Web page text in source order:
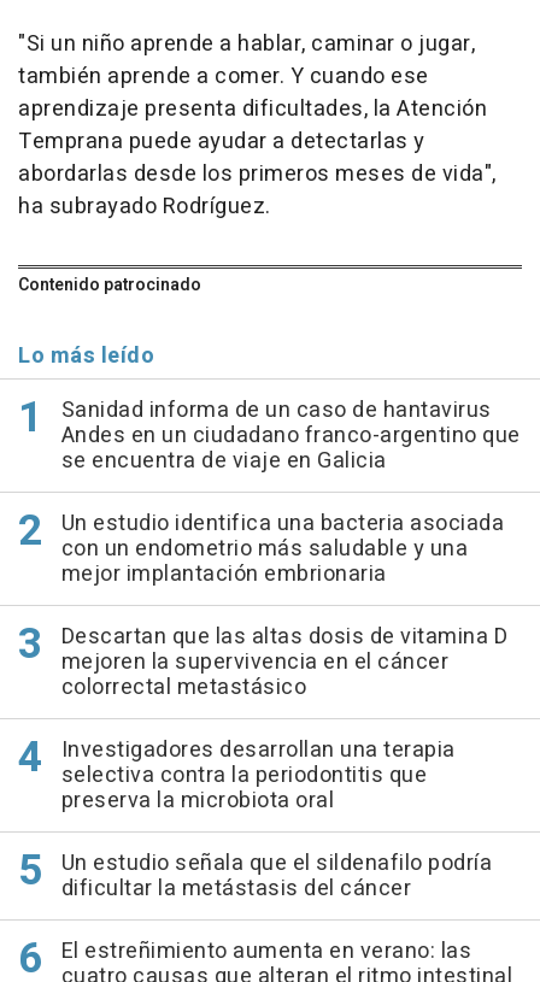
"Si un niño aprende a hablar, caminar o jugar,
también aprende a comer. Y cuando ese
aprendizaje presenta dificultades, la Atención
Temprana puede ayudar a detectarlas y
abordarlas desde los primeros meses de vida",
ha subrayado Rodríguez.
Contenido patrocinado
Lo más leído
Sanidad informa de un caso de hantavirus
Andes en un ciudadano franco-argentino que
se encuentra de viaje en Galicia
Un estudio identifica una bacteria asociada
con un endometrio más saludable y una
mejor implantación embrionaria
Descartan que las altas dosis de vitamina D
mejoren la supervivencia en el cáncer
colorrectal metastásico
Investigadores desarrollan una terapia
selectiva contra la periodontitis que
preserva la microbiota oral
Un estudio señala que el sildenafilo podría
dificultar la metástasis del cáncer
El estreñimiento aumenta en verano: las